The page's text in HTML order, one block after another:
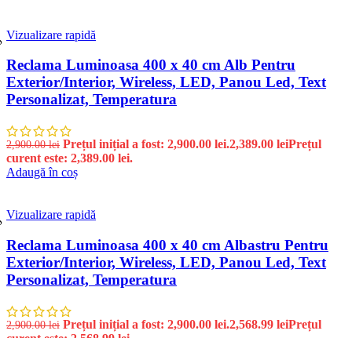
Vizualizare rapidă
Reclama Luminoasa 400 x 40 cm Alb Pentru
Exterior/Interior, Wireless, LED, Panou Led, Text
Personalizat, Temperatura
2,900.00lei Prețul inițial a fost: 2,900.00 lei.2,389.00 leiPrețul
curent este: 2,389.00 lei.
Adaugă în coș
Vizualizare rapidă
Reclama Luminoasa 400 x 40 cm Albastru Pentru
Exterior/Interior, Wireless, LED, Panou Led, Text
Personalizat, Temperatura
2,900.00lei Prețul inițial a fost: 2,900.00 lei.2,568.99 leiPrețul